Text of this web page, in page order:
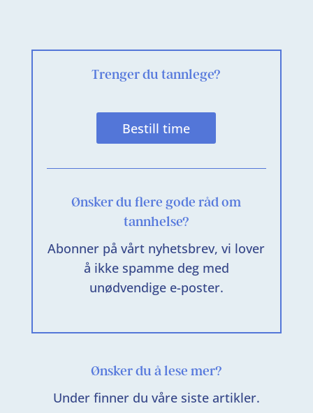
Trenger du tannlege?
Bestill time
Ønsker du flere gode råd om
tannhelse?
Abonner på vårt nyhetsbrev, vi lover
å ikke spamme deg med
unødvendige e-poster.
Ønsker du å lese mer?
Under finner du våre siste artikler.